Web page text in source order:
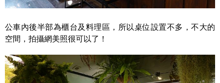
公車內後半部為櫃台及料理區，所以桌位設置不多，不大的
空間，拍攝網美照很可以了！